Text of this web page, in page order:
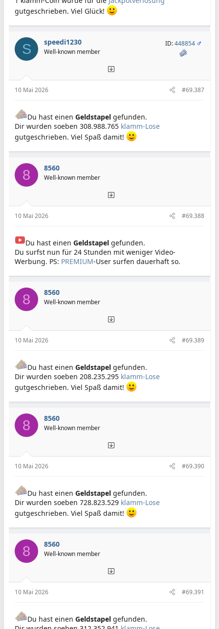
gutgeschrieben. Viel Glück!
S speedi1230
Well-known member
ID:448854
10 Mai 2026 #69.387
Du hast einen Geldstapel gefunden.
Dir wurden soeben 308.988.765 klamm-Lose
gutgeschrieben. Viel Spaß damit!
8 8560
Well-known member
10 Mai 2026 #69.388
Du hast einen Geldstapel gefunden.
Du surfst nun für 24 Stunden mit weniger Video-
Werbung. PS: PREMIUM-User surfen dauerhaft so.
8 8560
Well-known member
10 Mai 2026 #69.389
Du hast einen Geldstapel gefunden.
Dir wurden soeben 208.235.295 klamm-Lose
gutgeschrieben. Viel Spaß damit!
8 8560
Well-known member
10 Mai 2026 #69.390
Du hast einen Geldstapel gefunden.
Dir wurden soeben 728.823.529 klamm-Lose
gutgeschrieben. Viel Spaß damit!
8 8560
Well-known member
10 Mai 2026 #69.391
Du hast einen Geldstapel gefunden.